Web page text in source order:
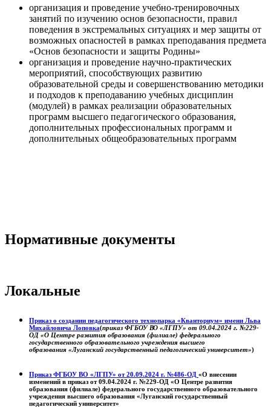
организация и проведение учебно-тренировочных
занятий по изучению основ безопасности, правил
поведения в экстремальных ситуациях и мер защиты от
возможных опасностей в рамках преподавания предмета
«Основ безопасности и защиты Родины»
организация и проведение научно-практических
мероприятий, способствующих развитию
образовательной среды и совершенствованию методики
и подходов к преподаванию учебных дисциплин
(модулей) в рамках реализации образовательных
программ высшего педагогического образования,
дополнительных профессиональных программ и
дополнительных общеобразовательных программ
Нормативные документы
Локальные
Приказ о создании педагогического технопарка «Кванториум» имени Льва
Михайловича Лоповка(приказ ФГБОУ ВО «ЛГПУ» от 09.04.2024 г. №229-
ОД «О Центре развития образования (филиале) федерального
государственного образовательного учреждения высшего
образования «Луганский государственный педагогический университет»)
Приказ ФГБОУ ВО «ЛГПУ» от 20.09.2024 г. №486-ОД «О внесении
изменений в приказ от 09.04.2024 г. №229-ОД «О Центре развития
образования (филиале) федерального государственного образовательного
учреждения высшего образования «Луганский государственный
педагогический университет»